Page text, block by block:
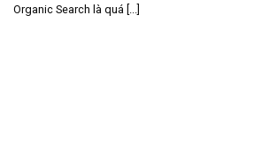
Organic Search là quá [...]